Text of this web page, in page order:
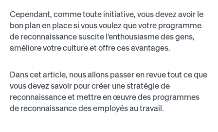
Cependant, comme toute initiative, vous devez avoir le
bon plan en place si vous voulez que votre programme
de reconnaissance suscite l'enthousiasme des gens,
améliore votre culture et offre ces avantages.
Dans cet article, nous allons passer en revue tout ce que
vous devez savoir pour créer une stratégie de
reconnaissance et mettre en œuvre des programmes
de reconnaissance des employés au travail.